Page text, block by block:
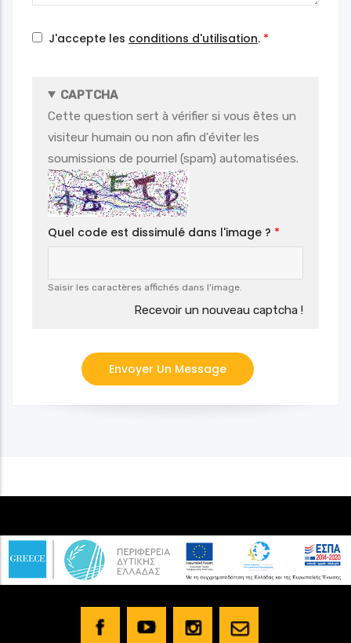
J'accepte les conditions d'utilisation.
CAPTCHA
Cette question sert à vérifier si vous êtes un
visiteur humain ou non afin d'éviter les
soumissions de pourriel (spam) automatisées.
Quel code est dissimulé dans l'image ?
Saisir les caractères affichés dans l'image.
Recevoir un nouveau captcha !